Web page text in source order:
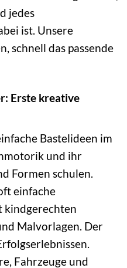
jedes
ist. Unsere
schnell das passende
Erste kreative
Bastelideen im
und ihr
Formen schulen.
einfache
kindgerechten
Malvorlagen. Der
Fahrzeuge und